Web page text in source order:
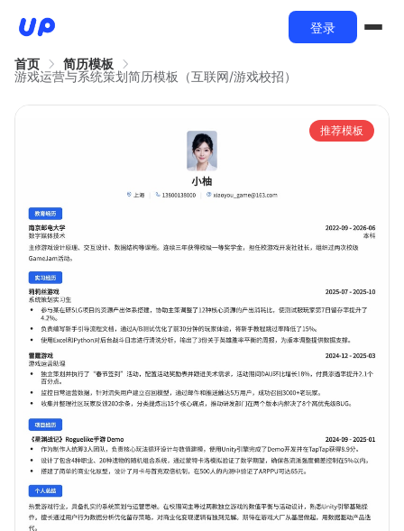
登录
首页
简历模板
游戏运营与系统策划简历模板（互联网/游戏校招）
推荐模板